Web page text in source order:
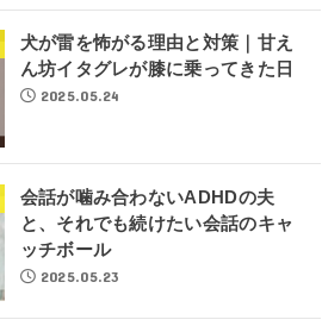
犬が雷を怖がる理由と対策｜甘え
ん坊イタグレが膝に乗ってきた日
2025.05.24
会話が噛み合わないADHDの夫
と、それでも続けたい会話のキャ
ッチボール
2025.05.23